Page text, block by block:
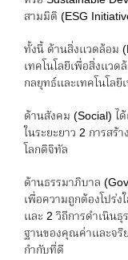
สามมิติ (ESG
ทั้งนี้ ด้านสิ่งแวดล้อม
เทคโนโลยีเพื่อสิ่งแว
กลยุทธ์และเทคโนโล
ด้านสังคม (Social) ไ
ในระยะยาว 2 การสร้
โลกดิจิทัล
ด้านธรรมาภิบาล
เพื่อความถูกต้องโปร่
และ 2 วิถีการดำเนินธุ
ฐานของคุณค่าและจริ
กำกับที่ดี